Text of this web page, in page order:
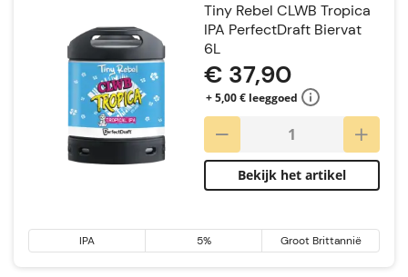
Tiny Rebel CLWB Tropica
IPA PerfectDraft Biervat
6L
€ 37,90
+ 5,00 € leeggoed
Bekijk het artikel
IPA 5% Groot Brittannië